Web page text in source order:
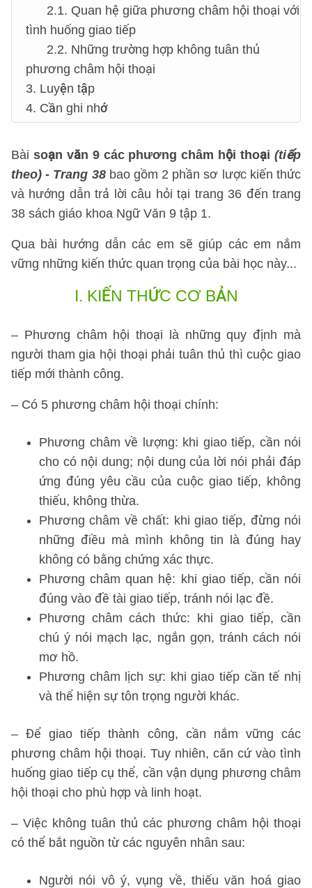
2.1. Quan hệ giữa phương châm hội thoại với
tình huống giao tiếp
2.2. Những trường hợp không tuân thủ
phương châm hội thoại
3. Luyện tập
4. Cần ghi nhớ
Bài soạn văn 9 các phương châm hội thoại (tiếp
theo) - Trang 38bao gồm 2 phần sơ lược kiến thức
và hướng dẫn trả lời câu hỏi tại trang 36 đến trang
38 sách giáo khoa Ngữ Văn 9 tập 1.
Qua bài hướng dẫn các em sẽ giúp các em nắm
vững những kiến thức quan trọng của bài học này...
I. KIẾN THỨC CƠ BẢN
– Phương châm hội thoại là những quy định mà
người tham gia hội thoại phải tuân thủ thì cuộc giao
tiếp mới thành công.
– Có 5 phương châm hội thoại chính:
Phương châm về lượng: khi giao tiếp, cần nói
cho có nội dung; nội dung của lời nói phải đáp
ứng đúng yêu cầu của cuộc giao tiếp, không
thiếu, không thừa.
Phương châm về chất: khi giao tiếp, đừng nói
những điều mà mình không tin là đúng hay
không có bằng chứng xác thực.
Phương châm quan hệ: khi giao tiếp, cần nói
đúng vào đề tài giao tiếp, tránh nói lạc đề.
Phương châm cách thức: khi giao tiếp, cần
chú ý nói mạch lạc, ngắn gọn, tránh cách nói
mơ hồ.
Phương châm lịch sự: khi giao tiếp cần tế nhị
và thể hiện sự tôn trọng người khác.
– Để giao tiếp thành công, cần nắm vững các
phương châm hội thoại. Tuy nhiên, căn cứ vào tình
huống giao tiếp cụ thể, cần vận dụng phương châm
hội thoại cho phù hợp và linh hoạt.
– Việc không tuân thủ các phương châm hội thoại
có thể bắt nguồn từ các nguyên nhân sau:
Người nói vô ý, vụng về, thiếu văn hoá giao